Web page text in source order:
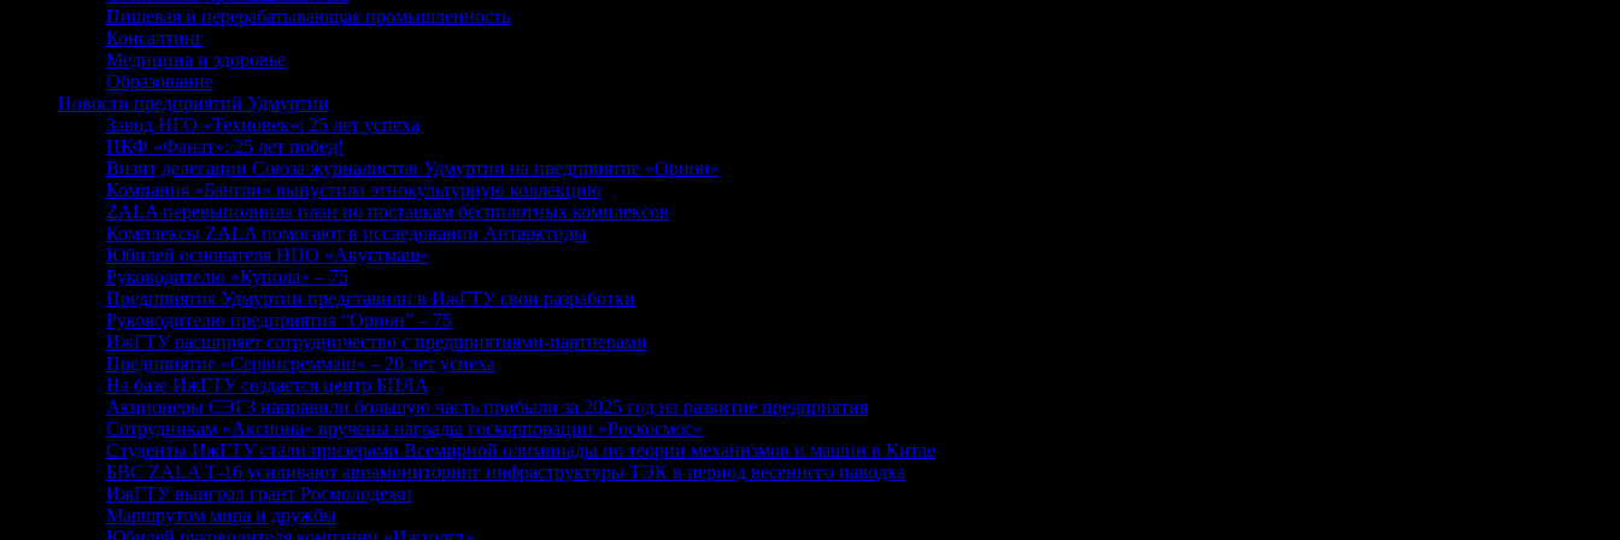
Пищевая и перерабатывающая промышленность
Консалтинг
Медицина и здоровье
Образование
Новости предприятий Удмуртии
Завод НГО «Техновек»: 25 лет успеха
ПКФ «Фанат»: 25 лет побед!
Визит делегации Союза журналистов Удмуртии на предприятие «Орион»
Компания «Бангли» выпустила этнокультурную коллекцию
ZALA перевыполнила план по поставкам беспилотных комплексов
Комплексы ZALA помогают в исследовании Антарктиды
Юбилей основателя НПО «Акустмаш»
Руководителю «Купола» – 75
Предприятия Удмуртии представили в ИжГТУ свои разработки
Руководителю предприятия “Орион” – 75
ИжГТУ расширяет сотрудничество с предприятиями-партнерами
Предприятие «Сервисреммаш» – 20 лет успеха
На базе ИжГТУ создается центр БПЛА
Акционеры СЭГЗ направили большую часть прибыли за 2025 год на развитие предприятия
Сотрудникам «Аксиона» вручены награды госкорпорации «Роскосмос»
Студенты ИжГТУ стали призерами Всемирной олимпиады по теории механизмов и машин в Китае
БВС ZALA T‑16 усиливают авиамониторинг инфраструктуры ТЭК в период весеннего паводка
ИжГТУ выиграл грант Росмолодежи
Маршрутом мира и дружбы